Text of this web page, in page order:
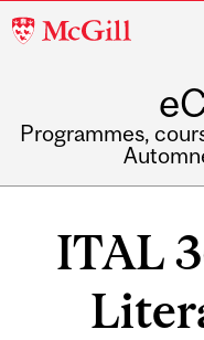
McGill
Programmes,
ITAL